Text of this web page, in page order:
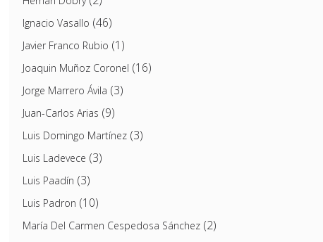
Ignacio Vasallo (46)
Javier Franco Rubio (1)
Joaquin Muñoz Coronel (16)
Jorge Marrero Ávila (3)
Juan-Carlos Arias (9)
Luis Domingo Martínez(3)
Luis Ladevece (3)
Luis Paadín (3)
Luis Padron (10)
María Del Carmen Cespedosa Sánchez(2)